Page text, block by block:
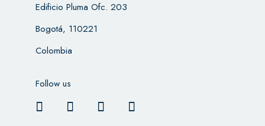
Edificio Pluma Ofc. 203
Bogotá, 110221
Colombia
Follow us